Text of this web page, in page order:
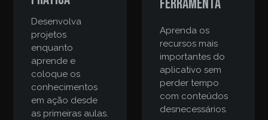
Desenvolva
projetos
enquanto
aprende e
coloque os
conhecimentos
em ação desde
as primeiras aulas.
ferramenta
Aprenda os
recursos mais
importantes do
aplicativo sem
perder tempo
com conteúdos
desnecessários.